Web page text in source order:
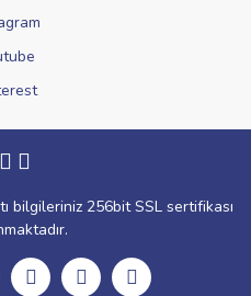
bilgileriniz 256bit SSL sertifikası